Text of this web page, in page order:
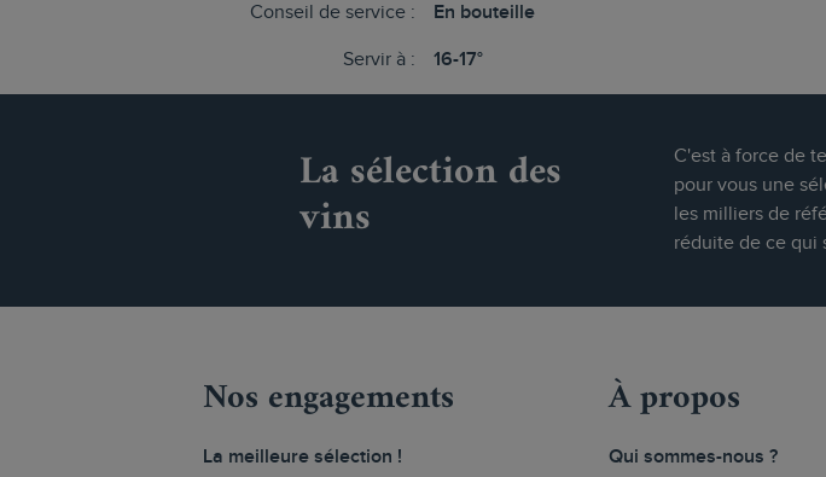
Conseil de service : En bouteille
Servir à : 16-17°
La sélection des
vins
C'est à force de
pour vous une
les milliers de
réduite de ce qui
Nos engagements
La meilleure sélection !
À propos
Qui sommes-nous ?